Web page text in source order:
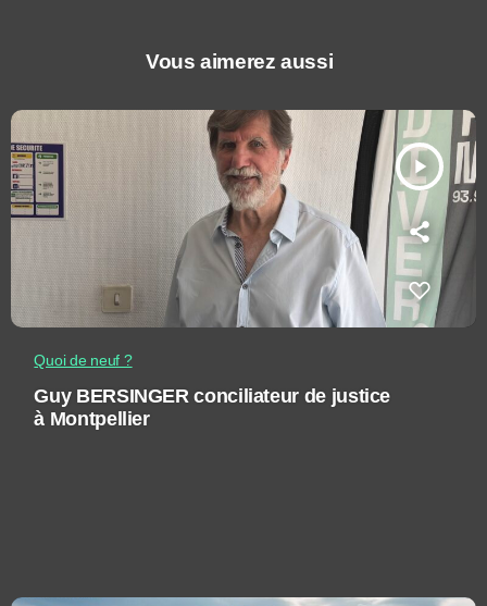
Vous aimerez aussi
play_arrow
Quoi de neuf ?
Guy BERSINGER conciliateur de justice
à Montpellier